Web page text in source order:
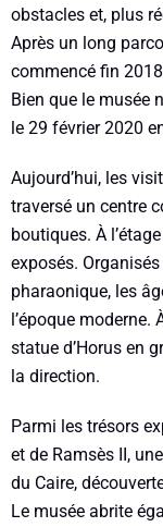
obstacles et, plus
Après un long
commencé fin
Bien que le musée
le 29 février 2020
Aujourd’hui, les
traversé un centre
boutiques. À
exposés.
pharaonique, les
l’époque moderne.
statue d’Horus en
la direction.
Parmi les trésors
et de Ramsès II,
du Caire,
Le musée abrite